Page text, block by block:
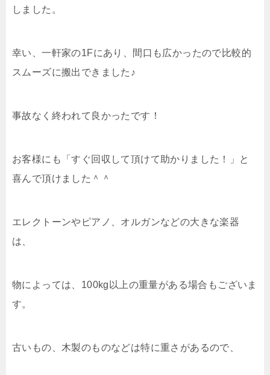
しました。
幸い、一軒家の1Fにあり、間口も広かったので比較的
スムーズに搬出できました♪
事故なく終われて良かったです！
お客様にも「すぐ回収して頂けて助かりました！」と
喜んで頂けました＾＾
エレクトーンやピアノ、オルガンなどの大きな楽器
は、
物によっては、100kg以上の重量がある場合もございま
す。
古いもの、木製のものなどは特に重さがあるので、